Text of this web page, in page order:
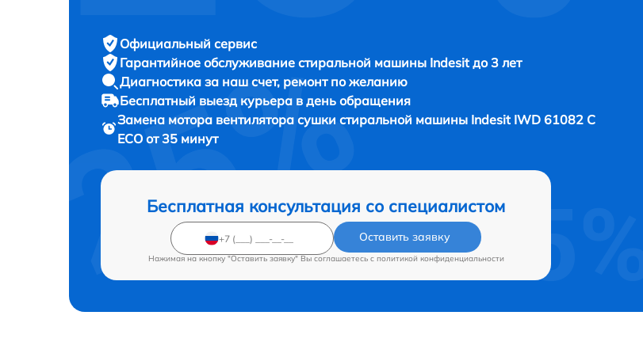
Официальный сервис
Гарантийное обслуживание стиральной машины Indesit до 3 лет
Диагностика за наш счет, ремонт по желанию
Бесплатный выезд курьера в день обращения
Замена мотора вентилятора сушки стиральной машины Indesit IWD 61082 C
ECO от 35 минут
Бесплатная консультация со специалистом
Оставить заявку
Нажимая на кнопку "Оставить заявку" Вы соглашаетесь c политикой конфиденциальности